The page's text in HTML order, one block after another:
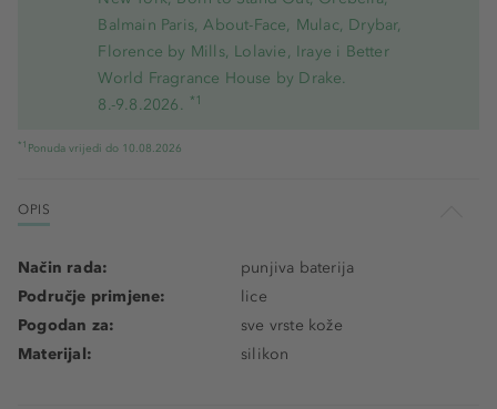
Balmain Paris, About-Face, Mulac, Drybar,
Florence by Mills, Lolavie, Iraye i Better
World Fragrance House by Drake.
8.-9.8.2026. *1
*1 Ponuda vrijedi do 10.08.2026
OPIS
Način rada:
punjiva baterija
Područje primjene:
lice
Pogodan za:
sve vrste kože
Materijal:
silikon